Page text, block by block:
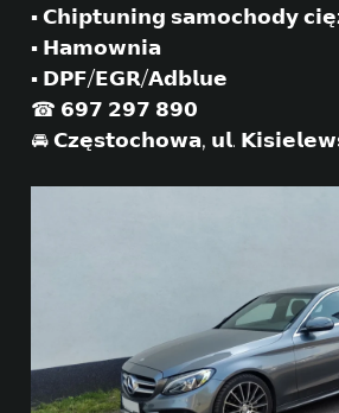
▪ 𝗖𝗵𝗶𝗽𝘁𝘂𝗻𝗶𝗻𝗴 𝘀𝗮𝗺𝗼𝗰𝗵𝗼𝗱𝘆
▪ 𝗛𝗮𝗺𝗼𝘄𝗻𝗶𝗮
▪ 𝗗𝗣𝗙/𝗘𝗚𝗥/𝗔𝗱𝗯𝗹𝘂𝗲
☎ 𝟲𝟵𝟳 𝟮𝟵𝟳 𝟴𝟵𝟬
🚘 𝗖𝘇𝗲̨𝘀𝘁𝗼𝗰𝗵𝗼𝘄𝗮, 𝘂𝗹.